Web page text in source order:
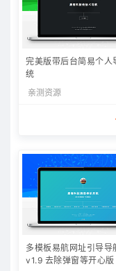
完美版带后台简易个人
统
亲测资源
多模板易航网址引导导
v1.9 去除弹窗等开心版